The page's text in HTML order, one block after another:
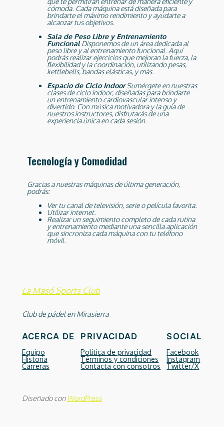
cómoda. Cada máquina está diseñada para
brindarte el máximo rendimiento y ayudarte a
alcanzar tus objetivos.
Sala de Peso Libre y Entrenamiento
FuncionalDisponemos de un área dedicada al
peso libre y al entrenamiento funcional. Aquí
podrás realizar ejercicios que mejoran la fuerza, la
flexibilidad y la coordinación, utilizando pesas,
kettlebells, bandas elásticas, y más.
Espacio de Ciclo IndoorSumérgete en nuestras
clases de ciclo indoor, diseñadas para brindarte
un entrenamiento cardiovascular intenso y
divertido. Con música motivadora y la guía de
nuestros instructores, disfrutarás de una
experiencia única en cada sesión.
Tecnología y Comodidad
Gracias a nuestras máquinas de última generación,
podrás:
Ver tu canal de televisión, serie o película favorita.
Utilizar internet.
Realizar un seguimiento completo de cada rutina
y entrenamiento mediante una sencilla aplicación
que sincroniza cada máquina con tu teléfono
móvil.
La Masó Sports Club
Club de pádel en Mirasierra
ACERCA DE
Equipo
Historia
Carreras
PRIVACIDAD
Política de privacidad
Términos y condiciones
Contacta con consotros
SOCIAL
Facebook
Instagram
Twitter/X
Diseñado con WordPress